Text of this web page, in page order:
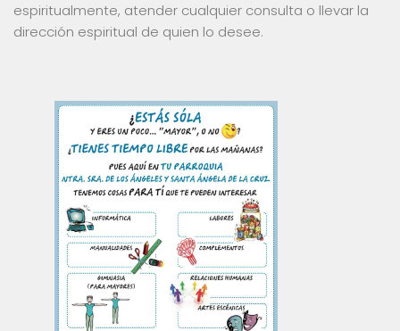
espiritualmente, atender cualquier consulta o llevar la
dirección espiritual de quien lo desee.